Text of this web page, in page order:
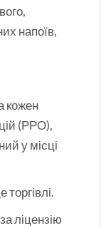
напоїв,
кожен
(РРО),
у місці
ліцензію